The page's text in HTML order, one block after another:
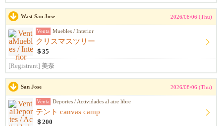
Wast San Jose 2026/08/06 (Thu)
Venta Muebles / Interior
クリスマスツリー
＄35
[Registrant] 美奈
San Jose 2026/08/06 (Thu)
Venta Deportes / Actividades al aire libre
テント canvas camp
＄200